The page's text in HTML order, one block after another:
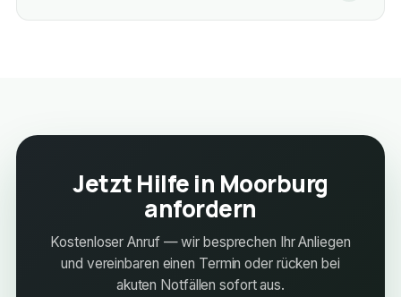
Jetzt Hilfe in Moorburg
anfordern
Kostenloser Anruf — wir besprechen Ihr Anliegen
und vereinbaren einen Termin oder rücken bei
akuten Notfällen sofort aus.